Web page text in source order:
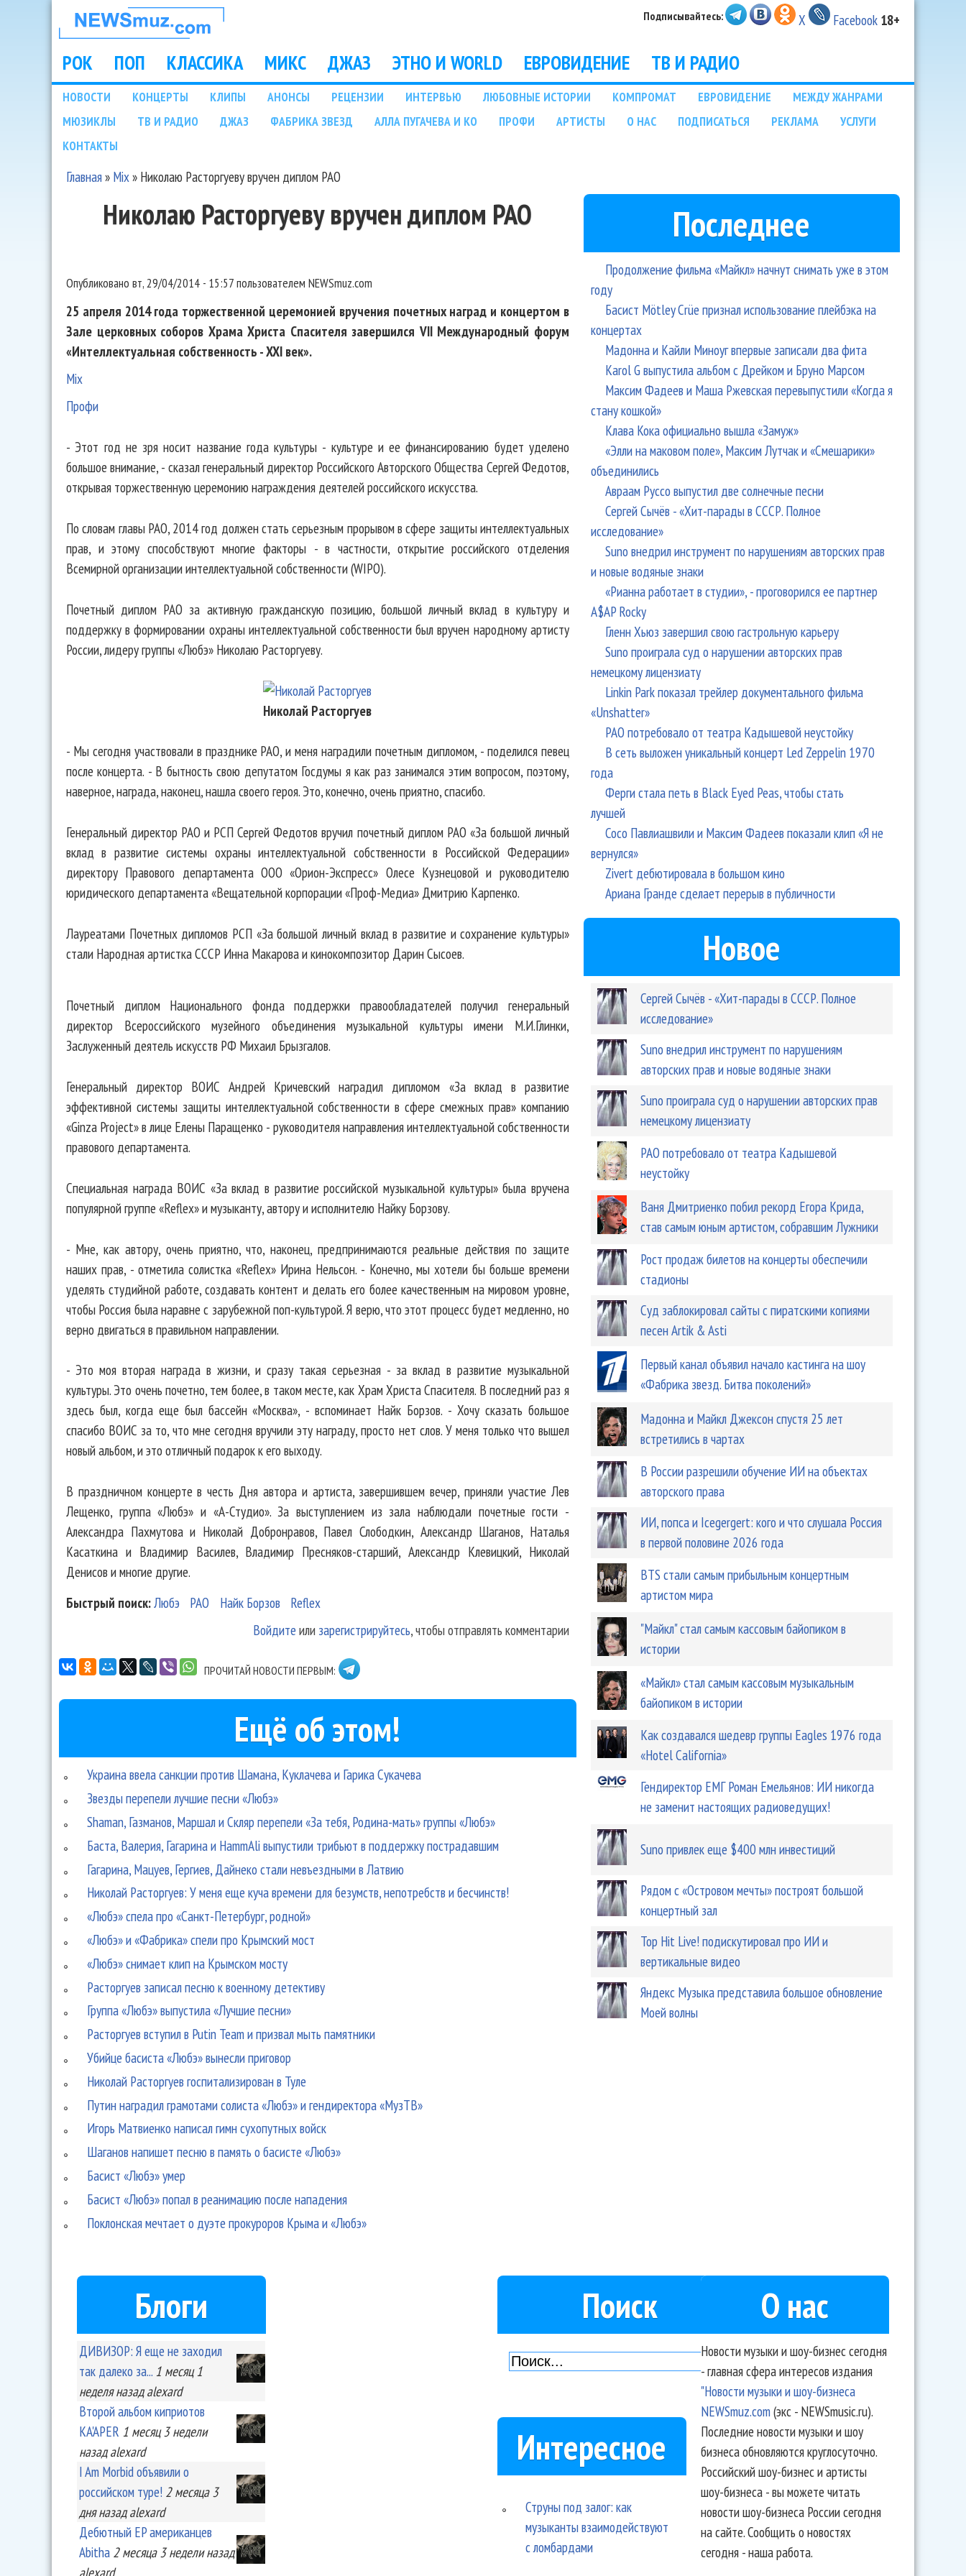
НОВОСТИ
МУЗЫКИ И
ШОУ БИЗНЕСА
NEWSMUZ.COM
Подписывайтесь: X Facebook 18+
Main menu
РОК ПОП КЛАССИКА МИКС ДЖАЗ ЭТНО И WORLD ЕВРОВИДЕНИЕ ТВ И РАДИО
Подразделы
НОВОСТИ КОНЦЕРТЫ КЛИПЫ АНОНСЫ РЕЦЕНЗИИ ИНТЕРВЬЮ ЛЮБОВНЫЕ ИСТОРИИ КОМПРОМАТ ЕВРОВИДЕНИЕ
МЕЖДУ ЖАНРАМИ
МЮЗИКЛЫ
ТВ И РАДИО ДЖАЗ ФАБРИКА ЗВЕЗД АЛЛА ПУГАЧЕВА И КО ПРОФИ АРТИСТЫ О НАС ПОДПИСАТЬСЯ РЕКЛАМА
УСЛУГИ
КОНТАКТЫ
Главная» Mix» Николаю Расторгуеву вручен диплом РАО
Николаю Расторгуеву вручен диплом РАО
Опубликовано вт, 29/04/2014 - 15:57пользователем NEWSmuz.com
25 апреля 2014 года торжественной церемонией вручения почетных наград и концертом в
Зале церковных соборов Храма Христа Спасителя завершился VII Международный форум
«Интеллектуальная собственность - XXI век».
Mix
Профи
- Этот год не зря носит название года культуры - культуре и ее финансированию будет уделено
большое внимание, - сказал генеральный директор Российского Авторского Общества Сергей Федотов,
открывая торжественную церемонию награждения деятелей российского искусства.
По словам главы РАО, 2014 год должен стать серьезным прорывом в сфере защиты интеллектуальных
прав, и этому способствуют многие факторы - в частности, открытие российского отделения
Всемирной организации интеллектуальной собственности (WIPO).
Почетный диплом РАО за активную гражданскую позицию, большой личный вклад в культуру и
поддержку в формировании охраны интеллектуальной собственности был вручен народному артисту
России, лидеру группы «Любэ» Николаю Расторгуеву.
Николай Расторгуев
- Мы сегодня участвовали в празднике РАО, и меня наградили почетным дипломом, - поделился певец
после концерта. - В бытность свою депутатом Госдумы я как раз занимался этим вопросом, поэтому,
наверное, награда, наконец, нашла своего героя. Это, конечно, очень приятно, спасибо.
Генеральный директор РАО и РСП Сергей Федотов вручил почетный диплом РАО «За большой личный
вклад в развитие системы охраны интеллектуальной собственности в Российской Федерации»
директору Правового департамента ООО «Орион-Экспресс» Олесе Кузнецовой и руководителю
юридического департамента «Вещательной корпорации «Проф-Медиа» Дмитрию Карпенко.
Лауреатами Почетных дипломов РСП «За большой личный вклад в развитие и сохранение культуры»
стали Народная артистка СССР Инна Макарова и кинокомпозитор Дарин Сысоев.
Почетный диплом Национального фонда поддержки правообладателей получил генеральный
директор Всероссийского музейного объединения музыкальной культуры имени М.И.Глинки,
Заслуженный деятель искусств РФ Михаил Брызгалов.
Генеральный директор ВОИС Андрей Кричевский наградил дипломом «За вклад в развитие
эффективной системы защиты интеллектуальной собственности в сфере смежных прав» компанию
«Ginza Project» в лице Елены Паращенко - руководителя направления интеллектуальной собственности
правового департамента.
Специальная награда ВОИС «За вклад в развитие российской музыкальной культуры» была вручена
популярной группе «Reflex» и музыканту, автору и исполнителю Найку Борзову.
- Мне, как автору, очень приятно, что, наконец, предпринимаются реальные действия по защите
наших прав, - отметила солистка «Reflex» Ирина Нельсон. - Конечно, мы хотели бы больше времени
уделять студийной работе, создавать контент и делать его более качественным на мировом уровне,
чтобы Россия была наравне с зарубежной поп-культурой. Я верю, что этот процесс будет медленно, но
верно двигаться в правильном направлении.
- Это моя вторая награда в жизни, и сразу такая серьезная - за вклад в развитие музыкальной
культуры. Это очень почетно, тем более, в таком месте, как Храм Христа Спасителя. В последний раз я
здесь был, когда еще был бассейн «Москва», - вспоминает Найк Борзов. - Хочу сказать большое
спасибо ВОИС за то, что мне сегодня вручили эту награду, просто нет слов. У меня только что вышел
новый альбом, и это отличный подарок к его выходу.
В праздничном концерте в честь Дня автора и артиста, завершившем вечер, приняли участие Лев
Лещенко, группа «Любэ» и «А-Студио». За выступлением из зала наблюдали почетные гости -
Александра Пахмутова и Николай Добронравов, Павел Слободкин, Александр Шаганов, Наталья
Касаткина и Владимир Василев, Владимир Пресняков-старший, Александр Клевицкий, Николай
Денисов и многие другие.
Быстрый поиск:Любэ РАО Найк Борзов
Reflex
Войдите или зарегистрируйтесь, чтобы отправлять комментарии
ПРОЧИТАЙ НОВОСТИ ПЕРВЫМ:
Ещё об этом!
Украина ввела санкции против Шамана, Куклачева и Гарика Сукачева
Звезды перепели лучшие песни «Любэ»
Shaman, Газманов, Маршал и Скляр перепели «За тебя, Родина-мать» группы «Любэ»
Баста, Валерия, Гагарина и HammAli выпустили трибьют в поддержку пострадавшим
Гагарина, Мацуев, Гергиев, Дайнеко стали невъездными в Латвию
Николай Расторгуев: У меня еще куча времени для безумств, непотребств и бесчинств!
«Любэ» спела про «Санкт-Петербург, родной»
«Любэ» и «Фабрика» спели про Крымский мост
«Любэ» снимает клип на Крымском мосту
Расторгуев записал песню к военному детективу
Группа «Любэ» выпустила «Лучшие песни»
Расторгуев вступил в Putin Team и призвал мыть памятники
Убийце басиста «Любэ» вынесли приговор
Николай Расторгуев госпитализирован в Туле
Путин наградил грамотами солиста «Любэ» и гендиректора «МузТВ»
Игорь Матвиенко написал гимн сухопутных войск
Шаганов напишет песню в память о басисте «Любэ»
Басист «Любэ» умер
Басист «Любэ» попал в реанимацию после нападения
Поклонская мечтает о дуэте прокуроров Крыма и «Любэ»
Последнее
Продолжение фильма «Майкл» начнут снимать уже в этом
году
Басист Mötley Crüe признал использование плейбэка на
концертах
Мадонна и Кайли Миноуг впервые записали два фита
Karol G выпустила альбом с Дрейком и Бруно Марсом
Максим Фадеев и Маша Ржевская перевыпустили «Когда я
стану кошкой»
Клава Кока официально вышла «Замуж»
«Элли на маковом поле», Максим Лутчак и «Смешарики»
объединились
Авраам Руссо выпустил две солнечные песни
Сергей Сычёв - «Хит-парады в СССР. Полное
исследование»
Suno внедрил инструмент по нарушениям авторских прав
и новые водяные знаки
«Рианна работает в студии», - проговорился ее партнер
A$AP Rocky
Гленн Хьюз завершил свою гастрольную карьеру
Suno проиграла суд о нарушении авторских прав
немецкому лицензиату
Linkin Park показал трейлер документального фильма
«Unshatter»
РАО потребовало от театра Кадышевой неустойку
В сеть выложен уникальный концерт Led Zeppelin 1970
года
Ферги стала петь в Black Eyed Peas, чтобы стать
лучшей
Сосо Павлиашвили и Максим Фадеев показали клип «Я не
вернулся»
Zivert дебютировала в большом кино
Ариана Гранде сделает перерыв в публичности
Новое
Сергей Сычёв - «Хит-парады в СССР. Полное
исследование»
Suno внедрил инструмент по нарушениям
авторских прав и новые водяные знаки
Suno проиграла суд о нарушении авторских прав
немецкому лицензиату
РАО потребовало от театра Кадышевой
неустойку
Ваня Дмитриенко побил рекорд Егора Крида,
став самым юным артистом, собравшим Лужники
Рост продаж билетов на концерты обеспечили
стадионы
Суд заблокировал сайты с пиратскими копиями
песен Artik & Asti
Первый канал объявил начало кастинга на шоу
«Фабрика звезд. Битва поколений»
Мадонна и Майкл Джексон спустя 25 лет
встретились в чартах
В России разрешили обучение ИИ на объектах
авторского права
ИИ, попса и Icegergert: кого и что слушала Россия
в первой половине 2026 года
BTS стали самым прибыльным концертным
артистом мира
"Майкл" стал самым кассовым байопиком в
истории
«Майкл» стал самым кассовым музыкальным
байопиком в истории
Как создавался шедевр группы Eagles 1976 года
«Hotel California»
Гендиректор ЕМГ Роман Емельянов: ИИ никогда
не заменит настоящих радиоведущих!
Suno привлек еще $400 млн инвестиций
Рядом с «Островом мечты» построят большой
концертный зал
Top Hit Live! подискутировал про ИИ и
вертикальные видео
Яндекс Музыка представила большое обновление
Моей волны
Блоги
ДИВИЗОР: Я еще не заходил
так далеко за... 1 месяц 1
неделяназад alexard
Второй альбом киприотов
KA'APER 1 месяц 3 недели
назад alexard
I Am Morbid объявили о
российском туре! 2 месяца 3
дняназад alexard
Дебютный EP американцев
Abitha 2 месяца 3 неделиназад
alexard
Поиск
Интересное
Струны под залог: как
музыканты взаимодействуют
с ломбардами
О нас
Новости музыки и шоу-бизнес сегодня
- главная сфера интересов издания
"Новости музыки и шоу-бизнеса
NEWSmuz.com(экс - NEWSmusic.ru).
Последние новости музыки и шоу
бизнеса обновляются круглосуточно.
Российский шоу-бизнес и артисты
шоу-бизнеса - вы можете читать
новости шоу-бизнеса России сегодня
на сайте. Сообщить о новостях
сегодня - наша работа.